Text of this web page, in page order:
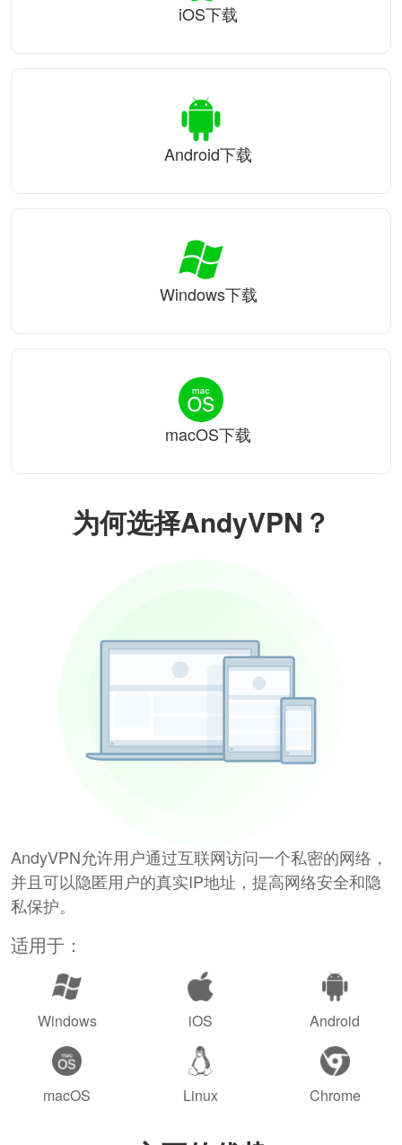
为何选择AndyVPN？
AndyVPN允许用户通过互联网访问一个私密的网络，
并且可以隐匿用户的真实IP地址，提高网络安全和隐
私保护。
适用于：
Windows iOS Android
macOS Linux Chrome
iOS下载
Android下载
Windows下载
macOS下载